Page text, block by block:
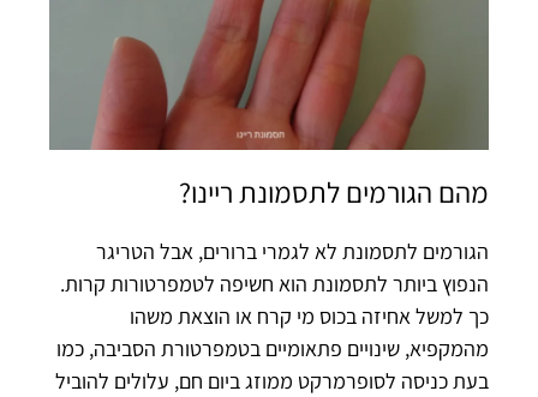
מהם הגורמים לתסמונת ריינו?
הגורמים לתסמונת לא לגמרי ברורים, אבל הטריגר
הנפוץ ביותר לתסמונת הוא חשיפה לטמפרטורות קרות.
כך למשל אחיזה בכוס מי קרח או הוצאת משהו
מהמקפיא, שינויים פתאומיים בטמפרטורת הסביבה, כמו
בעת כניסה לסופרמרקט ממוזג ביום חם, עלולים להוביל